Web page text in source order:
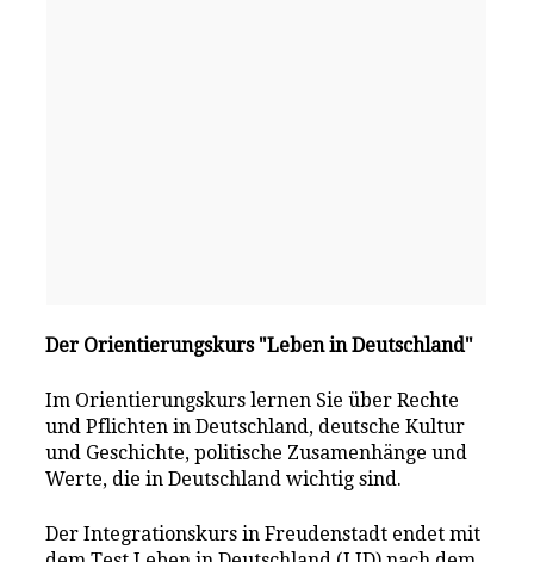
Der Orientierungskurs "Leben in Deutschland"
Im Orientierungskurs lernen Sie über Rechte
und Pflichten in Deutschland, deutsche Kultur
und Geschichte, politische Zusamenhänge und
Werte, die in Deutschland wichtig sind.
Der Integrationskurs in Freudenstadt endet mit